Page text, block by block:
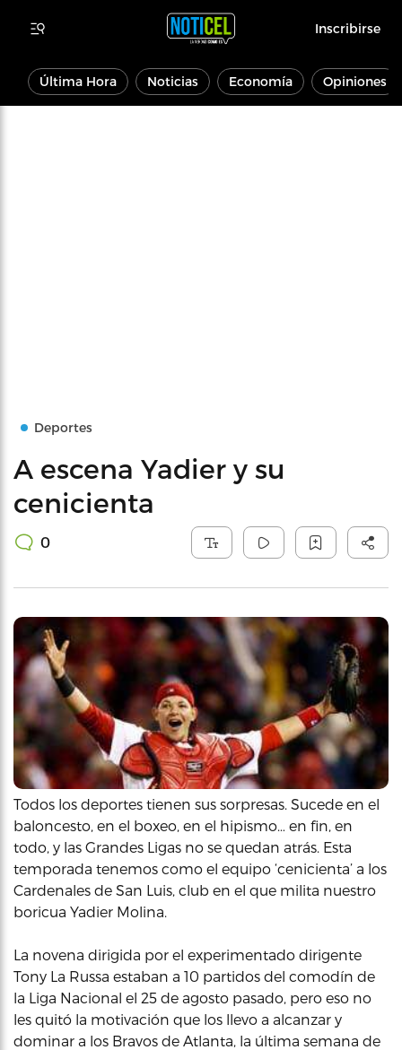
Inscribirse
Última Hora Noticias Economía Opiniones
Deportes
A escena Yadier y su
cenicienta
0
Todos los deportes tienen sus sorpresas. Sucede en el
baloncesto, en el boxeo, en el hipismo… en fin, en
todo, y las Grandes Ligas no se quedan atrás. Esta
temporada tenemos como el equipo ‘cenicienta’ a los
Cardenales de San Luis, club en el que milita nuestro
boricua Yadier Molina.
La novena dirigida por el experimentado dirigente
Tony La Russa estaban a 10 partidos del comodín de
la Liga Nacional el 25 de agosto pasado, pero eso no
les quitó la motivación que los llevo a alcanzar y
dominar a los Bravos de Atlanta, la última semana de